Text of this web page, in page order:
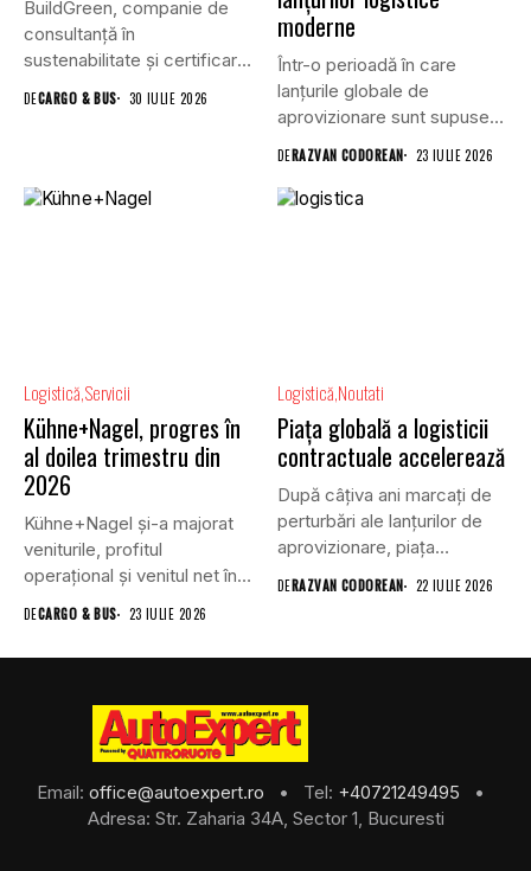
BuildGreen, companie de
consultanță în
sustenabilitate și certificare
DECARGO & BUS 30 IULIE 2026
moderne
Într-o perioadă în care
lanțurile globale de
aprovizionare sunt supuse
DERAZVAN CODOREAN 23 IULIE 2026
Logistică Servicii
Kühne+Nagel, progres în
al doilea trimestru din
2026
Kühne+Nagel și-a majorat
veniturile, profitul
operațional și venitul net în
al doilea...
DECARGO & BUS 23 IULIE 2026
Logistică Noutati
Piața globală a logisticii
contractuale accelerează
După câțiva ani marcați de
perturbări ale lanțurilor de
aprovizionare, piața
globală...
DERAZVAN CODOREAN 22 IULIE 2026
Email: office@autoexpert.ro • Tel: +40721249495
•
Adresa: Str. Zaharia 34A, Sector 1, Bucuresti